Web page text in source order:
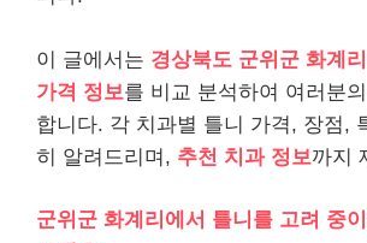
이 글에서는 경상북도 군위군 화계
가격 정보를 비교 분석하여 여러분
합니다. 각 치과별 틀니 가격, 장점,
히 알려드리며, 추천 치과 정보까지
군위군 화계리에서 틀니를 고려 중